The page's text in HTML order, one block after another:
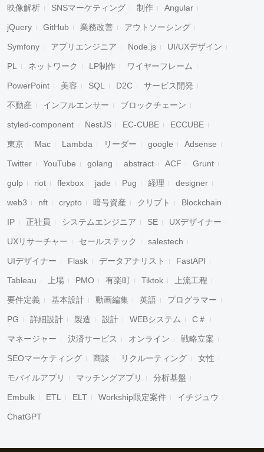
映像解析 SNSマーケティング 制作 Angular
jQuery GitHub 業務改善 アウトソーシング
Symfony アプリエンジニア Node.js UI/UXデザイン
PL ネットワーク LP制作 ワイヤーフレーム
PowerPoint 美容 SQL D2C サービス開発
不動産 インフルエンサー ブロックチェーン
styled-component NestJS EC-CUBE ECCUBE
東京 Mac Lambda リーダー google Adsense
Twitter YouTube golang abstract ACF Grunt
gulp riot flexbox jade Pug 経理 designer
web3 nft crypto 暗号資産 クリプト Blockchain
IP 正社員 システムエンジニア SE UXデザイナー
UXリサーチャー セールステック salestech
UIデザイナー Flask データアナリスト FastAPI
Tableau 上場 PMO 有楽町 Tiktok 上流工程
要件定義 基本設計 動画編集 英語 プログラマー
PG 詳細設計 製造 設計 WEBシステム C＃
マネージャー 決済サービス オンライン 戦略立案
SEOマーケティング 商談 リクルーティング 女性
モバイルアプリ マッチングアプリ 分析基盤
Embulk ETL ELT Workship限定案件 イチジュウ
ChatGPT